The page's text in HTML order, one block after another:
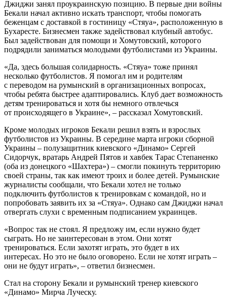
Джиджи занял проукраинскую позицию. В первые дни войны
Бекали начал активно искать транспорт, чтобы помогать
беженцам с доставкой в гостиницу «Стяуа», расположенную в
Бухаресте. Бизнесмен также задействовал клубный автобус.
Был задействован для помощи и Хомутовский, которого
подрядили заниматься молодыми футболистами из Украины.
«Да, здесь большая солидарность. «Стяуа» тоже принял
несколько футболистов. Я помогал им и родителям
с переводом на румынский в организационных вопросах,
чтобы ребята быстрее адаптировались. Клуб дает возможность
детям тренироваться и хотя бы немного отвлечься
от происходящего в Украине», – рассказал Хомутовский.
Кроме молодых игроков Бекали решил взять и взрослых
футболистов из Украины. В середине марта игроки сборной
Украины – полузащитник киевского «Динамо» Сергей
Сидорчук, вратарь Андрей Пятов и хавбек Тарас Степаненко
(оба из донецкого «Шахтера») – смогли покинуть территорию
своей страны, так как имеют троих и более детей. Румынские
журналисты сообщали, что Бекали хотел не только
подключить футболистов к тренировкам с командой, но и
попробовать заявить их за «Стяуа». Однако сам Джиджи начал
отвергать слухи с временным подписанием украинцев.
«Вопрос так не стоял. Я предложу им, если нужно будет
сыграть. Но не заинтересован в этом. Они хотят
тренироваться. Если захотят играть, это будет в их
интересах. Но это не было оговорено. Если не хотят играть –
они не будут играть», – ответил бизнесмен.
Стал на сторону Бекали и румынский тренер киевского
«Динамо» Мирча Луческу.